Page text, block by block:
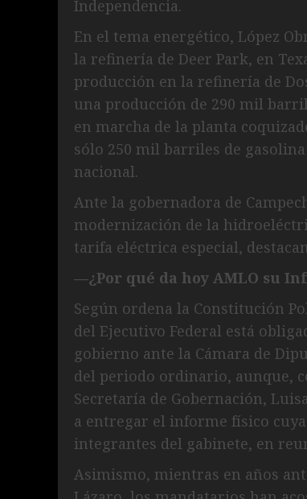
Independencia.
En el tema energético, López
la refinería de Deer Park, en
producción en la refinería de
una producción de 290 mil
en marcha de la planta
sólo 250 mil barriles de
nacional.
Ante la gobernadora de
modernización de la
tarifa eléctrica especial,
—¿Por qué da hoy AMLO su
Según ordena la Constitución
del Ejecutivo Federal está
gobierno ante la Cámara de
del periodo ordinario, aunque,
Secretaría de Gobernación,
a entregar el informe físico
integrantes del gabinete, en
Asimismo, mientras en años